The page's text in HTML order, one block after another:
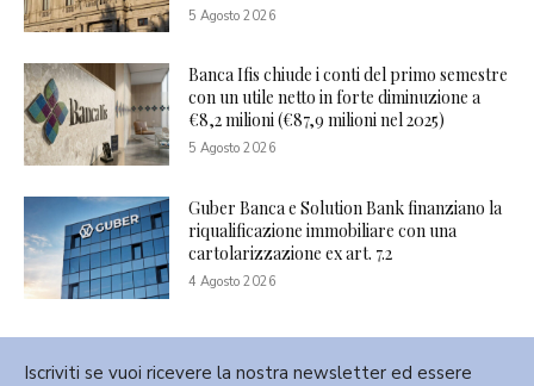
5 Agosto 2026
Banca Ifis chiude i conti del primo semestre
con un utile netto in forte diminuzione a
€8,2 milioni (€87,9 milioni nel 2025)
5 Agosto 2026
Guber Banca e Solution Bank finanziano la
riqualificazione immobiliare con una
cartolarizzazione ex art. 7.2
4 Agosto 2026
Iscriviti se vuoi ricevere la nostra newsletter ed essere